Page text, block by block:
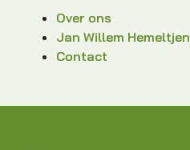
Over ons
Jan Willem Hemeltjen
Contact